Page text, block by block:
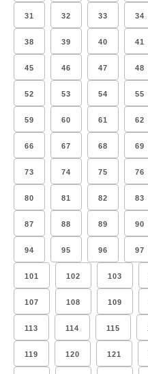
31 32 33 34
38 39 40 41
45 46 47 48
52 53 54 55
59 60 61 62
66 67 68 69
73 74 75 76
80 81 82 83
87 88 89 90
94 95 96 97
101 102 103
107 108 109
113 114 115
119 120 121